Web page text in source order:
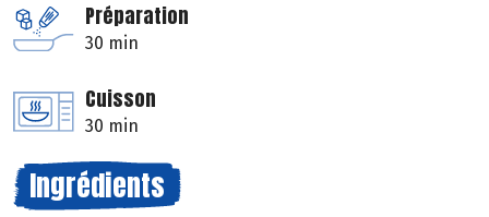
Préparation
30 min
Cuisson
30 min
Ingrédients